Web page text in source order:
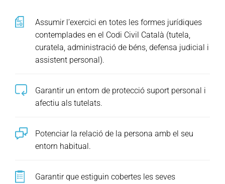
Assumir l’exercici en totes les formes jurídiques
contemplades en el Codi Civil Català (tutela,
curatela, administració de béns, defensa judicial i
assistent personal).
Garantir un entorn de protecció suport personal i
afectiu als tutelats.
Potenciar la relació de la persona amb el seu
entorn habitual.
Garantir que estiguin cobertes les seves